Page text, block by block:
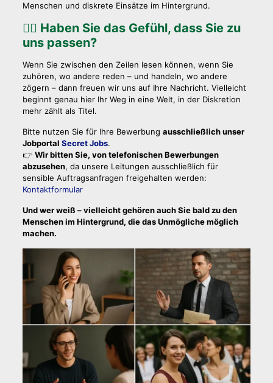
Menschen und diskrete Einsätze im Hintergrund.
🕵️‍♀️ Haben Sie das Gefühl, dass Sie zu
uns passen?
Wenn Sie zwischen den Zeilen lesen können, wenn Sie
zuhören, wo andere reden – und handeln, wo andere
zögern – dann freuen wir uns auf Ihre Nachricht. Vielleicht
beginnt genau hier Ihr Weg in eine Welt, in der Diskretion
mehr zählt als Titel.
Bitte nutzen Sie für Ihre Bewerbung ausschließlich unser
Jobportal Secret Jobs.
👉 Wir bitten Sie, von telefonischen Bewerbungen
abzusehen, da unsere Leitungen ausschließlich für
sensible Auftragsanfragen freigehalten werden:
Kontaktformular
Und wer weiß – vielleicht gehören auch Sie bald zu den
Menschen im Hintergrund, die das Unmögliche möglich
machen.